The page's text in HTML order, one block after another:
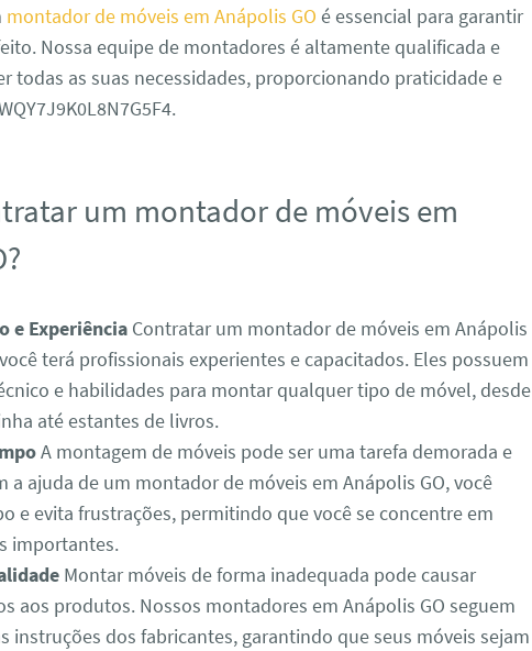
montador de móveis em Anápolis GO é essencial para garantir
Nossa equipe de montadores é altamente qualificada e
todas as suas necessidades, proporcionando praticidade e
um montador de móveis em
e ExperiênciaContratar um montador de móveis em Anápolis
terá profissionais experientes e capacitados. Eles possuem
e habilidades para montar qualquer tipo de móvel, desde
até estantes de livros.
A montagem de móveis pode ser uma tarefa demorada e
a ajuda de um montador de móveis em Anápolis GO, você
e evita frustrações, permitindo que você se concentre em
importantes.
Montar móveis de forma inadequada pode causar
aos produtos. Nossos montadores em Anápolis GO seguem
instruções dos fabricantes, garantindo que seus móveis sejam